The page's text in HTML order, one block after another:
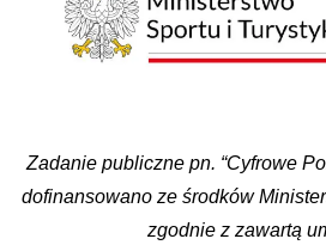
Zadanie publiczne pn. “Cyfrowe
dofinansowano ze środków
zgodnie z zawartą